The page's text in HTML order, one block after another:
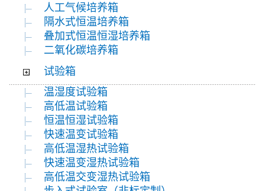
人工气候培养箱
隔水式恒温培养箱
叠加式恒温恒湿培养箱
二氧化碳培养箱
试验箱
温湿度试验箱
高低温试验箱
恒温恒湿试验箱
快速温变试验箱
高低温湿热试验箱
快速温变湿热试验箱
高低温交变湿热试验箱